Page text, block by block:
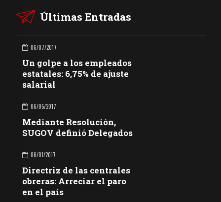
Últimas Entradas
06/07/2017
Un golpe a los empleados
estatales: 6,75% de ajuste
salarial
06/05/2017
Mediante Resolución,
SUGOV definió Delegados
06/01/2017
Directriz de las centrales
obreras: Arreciar el paro
en el país